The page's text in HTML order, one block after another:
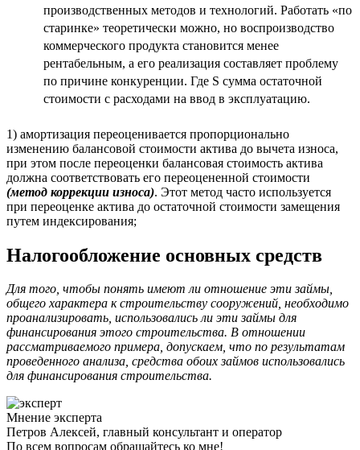
производственных методов и технологий. Работать «по
старинке» теоретически можно, но воспроизводство
коммерческого продукта становится менее
рентабельным, а его реализация составляет проблему
по причине конкуренции. Где S сумма остаточной
стоимости с расходами на ввод в эксплуатацию.
1) амортизация переоценивается пропорционально
изменению балансовой стоимости актива до вычета износа,
при этом после переоценки балансовая стоимость актива
должна соответствовать его переоцененной стоимости
(метод коррекции износа). Этот метод часто используется
при переоценке актива до остаточной стоимости замещения
путем индексирования;
Налогообложение основных средств
Для того, чтобы понять имеют ли отношение эти займы,
общего характера к строительству сооружений, необходимо
проанализировать, использовались ли эти займы для
финансирования этого строительства. В отношении
рассматриваемого примера, допускаем, что по результатам
проведенного анализа, средства обоих займов использовались
для финансирования строительства.
Мнение эксперта
Петров Алексей, главный консультант и оператор
По всем вопросам обращайтесь ко мне!